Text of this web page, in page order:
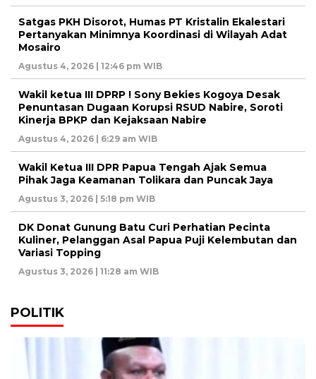
Satgas PKH Disorot, Humas PT Kristalin Ekalestari
Pertanyakan Minimnya Koordinasi di Wilayah Adat
Mosairo
Agustus 4, 2026 | 12:46 pm WIB
Wakil ketua III DPRP ! Sony Bekies Kogoya Desak
Penuntasan Dugaan Korupsi RSUD Nabire, Soroti
Kinerja BPKP dan Kejaksaan Nabire
Agustus 4, 2026 | 6:29 am WIB
Wakil Ketua III DPR Papua Tengah Ajak Semua
Pihak Jaga Keamanan Tolikara dan Puncak Jaya
Agustus 3, 2026 | 5:18 pm WIB
DK Donat Gunung Batu Curi Perhatian Pecinta
Kuliner, Pelanggan Asal Papua Puji Kelembutan dan
Variasi Topping
Agustus 3, 2026 | 11:28 am WIB
POLITIK